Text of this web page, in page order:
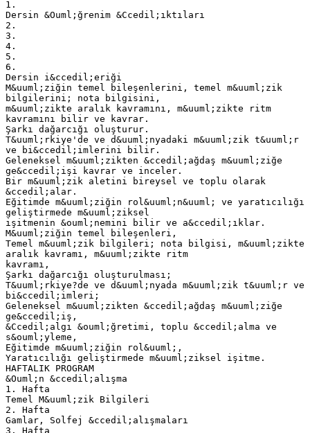
1.
Dersin &Ouml;ğrenim &Ccedil;ıktıları
2.
3.
4.
5.
6.
Dersin i&ccedil;eriği
M&uuml;ziğin temel bileşenlerini, temel m&uuml;zik
bilgilerini; nota bilgisini,
m&uuml;zikte aralık kavramını, m&uuml;zikte ritm
kavramını bilir ve kavrar.
Şarkı dağarcığı oluşturur.
T&uuml;rkiye'de ve d&uuml;nyadaki m&uuml;zik t&uuml;r
ve bi&ccedil;imlerini bilir.
Geleneksel m&uuml;zikten &ccedil;ağdaş m&uuml;ziğe
ge&ccedil;işi kavrar ve inceler.
Bir m&uuml;zik aletini bireysel ve toplu olarak
&ccedil;alar.
Eğitimde m&uuml;ziğin rol&uuml;n&uuml; ve yaratıcılığı
geliştirmede m&uuml;ziksel
işitmenin &ouml;nemini bilir ve a&ccedil;ıklar.
M&uuml;ziğin temel bileşenleri,
Temel m&uuml;zik bilgileri; nota bilgisi, m&uuml;zikte
aralık kavramı, m&uuml;zikte ritm
kavramı,
Şarkı dağarcığı oluşturulması;
T&uuml;rkiye?de ve d&uuml;nyada m&uuml;zik t&uuml;r ve
bi&ccedil;imleri;
Geleneksel m&uuml;zikten &ccedil;ağdaş m&uuml;ziğe
ge&ccedil;iş,
&Ccedil;algı &ouml;ğretimi, toplu &ccedil;alma ve
s&ouml;yleme,
Eğitimde m&uuml;ziğin rol&uuml;,
Yaratıcılığı geliştirmede m&uuml;ziksel işitme.
HAFTALIK PROGRAM
&Ouml;n &ccedil;alışma
1. Hafta
Temel M&uuml;zik Bilgileri
2. Hafta
Gamlar, Solfej &ccedil;alışmaları
3. Hafta